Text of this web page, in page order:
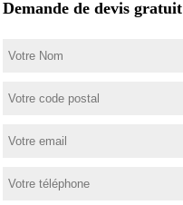
Demande de devis gratuit